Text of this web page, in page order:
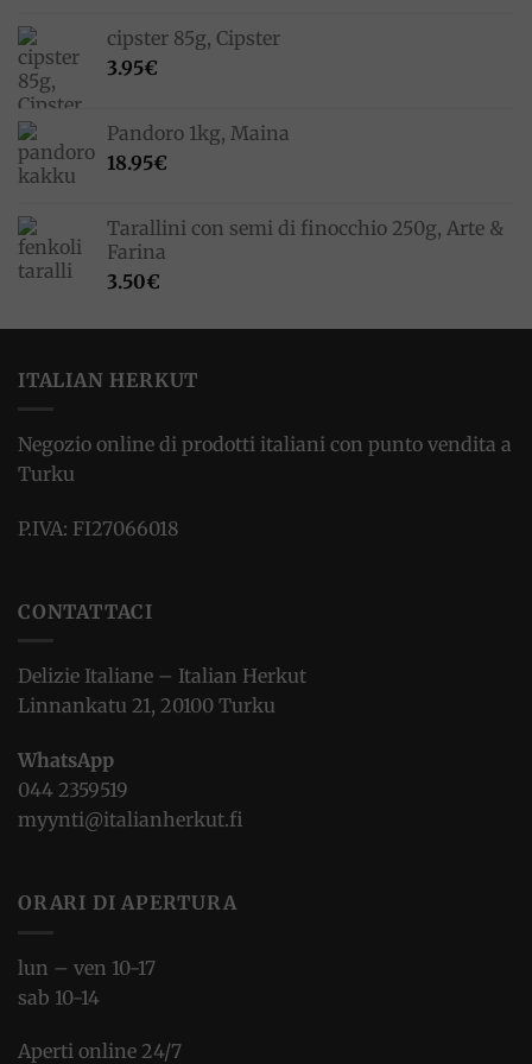
cipster 85g, Cipster
3.95€
Pandoro 1kg, Maina
18.95€
Tarallini con semi di finocchio 250g, Arte &
Farina
3.50€
ITALIAN HERKUT
Negozio online di prodotti italiani con punto vendita a
Turku
P.IVA: FI27066018
CONTATTACI
Delizie Italiane – Italian Herkut
Linnankatu 21, 20100 Turku
WhatsApp
044 2359519
myynti@italianherkut.fi
ORARI DI APERTURA
lun – ven 10-17
sab 10-14
Aperti online 24/7